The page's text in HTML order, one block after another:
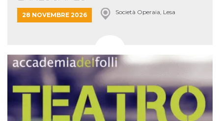
28 NOVEMBRE 2026 Società Operaia, Lesa